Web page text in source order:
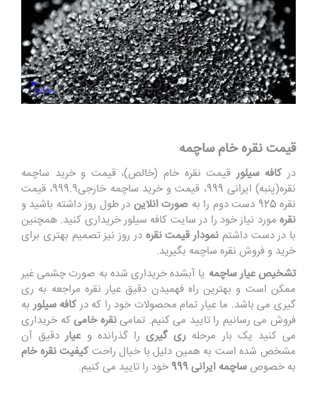
قیمتنقره خام ساچمه
در کافه سیلور قیمت نقره خام (خالص)، قیمت و خرید ساچمه
نقره(پنبه) ایرانی 999، قیمت و خرید ساچمه خارجی999.9، قیمت
نقره 925 دست دوم را به
صورت انلاین در طول روز داشته باشید و
نقره مورد نیاز خود را در سایت کافه سیلور خریداری کنید. همچنین
با در دست داشتم نمودار قیمت نقره در روز نیز تصمیم بهتری برای
خرید و فروش نقره ساچمه بگیرید.
تشخیص عیار ساچمه یا آبشده خریداری شده به صورت چشمی غیر
ممکن است و بهترین راه فهمیدن دقیق عیار نقره مراجعه به ری
گیری می باشد. ما عیار تمام محصولات خود را که در کافه سیلور به
فروش می رسانیم را تایید می کنیم. تمامینقره خامیکه خریداری
می کنید یک بار مرحله ری گیریرا گذرانده و عیاردقیق آن
مشخص شده است به همین دلیل با خیال راحت کیفیت نقره خام
به خصوص ساچمه ایرانی 999 خود را تایید می کنیم.